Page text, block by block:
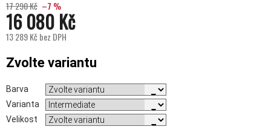
17 290 Kč –7 %
16 080 Kč
13 289 Kč bez DPH
Zvolte variantu
Barva
Varianta
Velikost